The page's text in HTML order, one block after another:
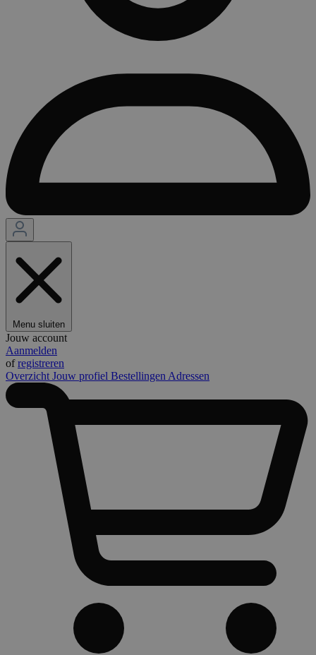
Menu sluiten
Jouw account
Aanmelden
ofregistreren
Overzicht Jouw profiel Bestellingen Adressen